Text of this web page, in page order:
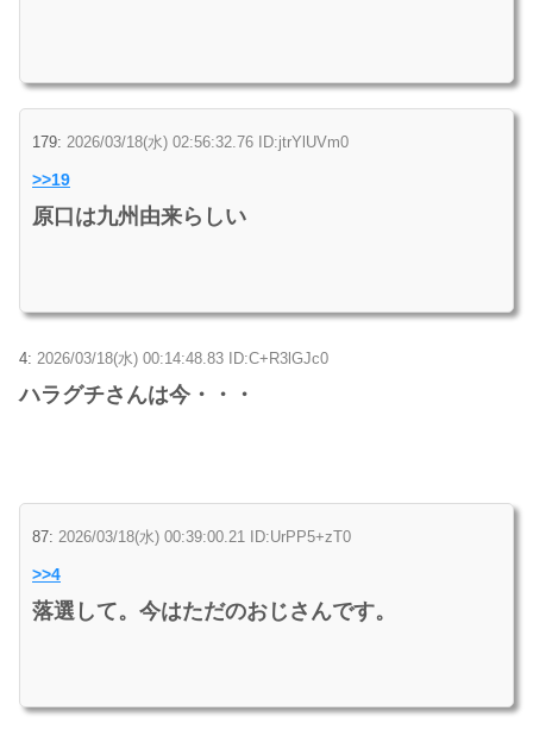
179: 2026/03/18(水) 02:56:32.76 ID:jtrYlUVm0
>>19
原口は九州由来らしい
4: 2026/03/18(水) 00:14:48.83 ID:C+R3lGJc0
ハラグチさんは今・・・
87: 2026/03/18(水) 00:39:00.21 ID:UrPP5+zT0
>>4
落選して。今はただのおじさんです。